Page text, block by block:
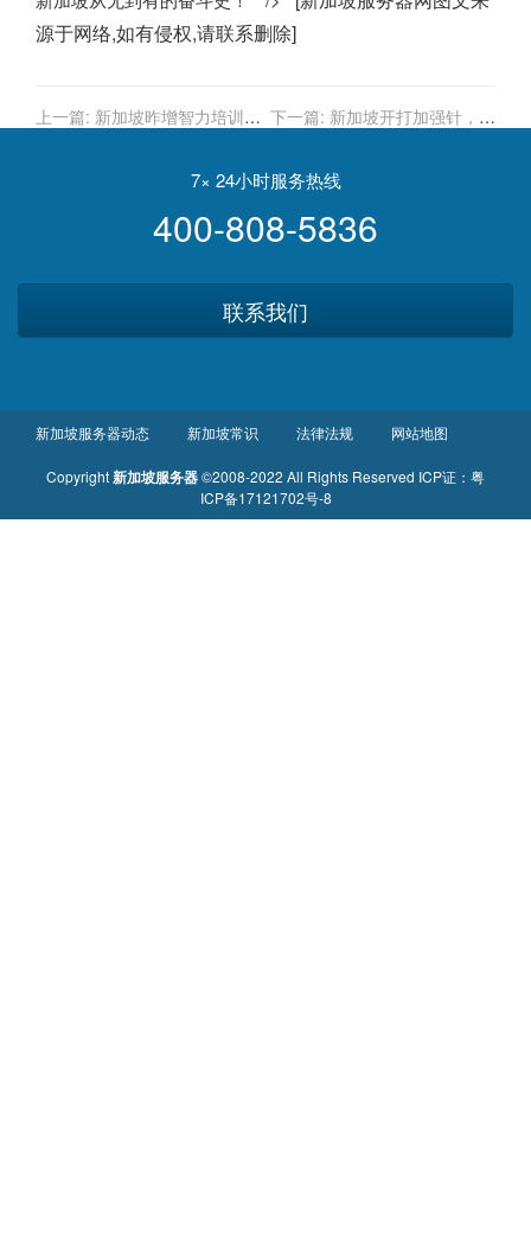
源于网络,如有侵权,请联系删除]
上一篇: 新加坡昨增智力培训中 下一篇: 新加坡开打加强针，李
7× 24小时服务热线
400-808-5836
联系我们
新加坡服务器动态 新加坡常识 法律法规 网站地图
Copyright新加坡服务器©2008-2022 All Rights Reserved ICP证： 粤
ICP备17121702号-8